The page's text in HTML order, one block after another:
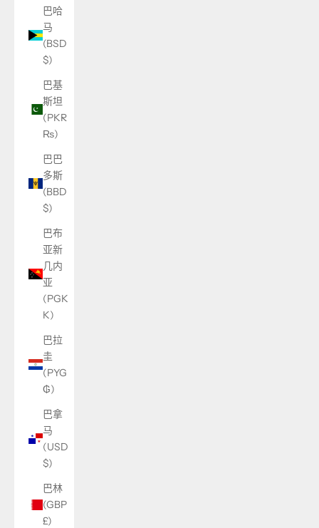
巴哈
马
(BSD
$)
巴基
斯坦
(PKR
₨)
巴巴
多斯
(BBD
$)
巴布
亚新
几内
亚
(PGK
K)
巴拉
圭
(PYG
₲)
巴拿
马
(USD
$)
巴林
(GBP
£)